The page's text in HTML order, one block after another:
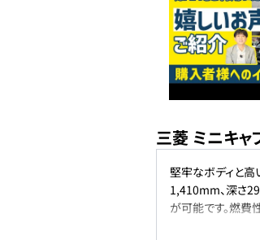
三菱 ミニキャ
堅牢なボディと
1,410mm、深さ
が可能です。燃費